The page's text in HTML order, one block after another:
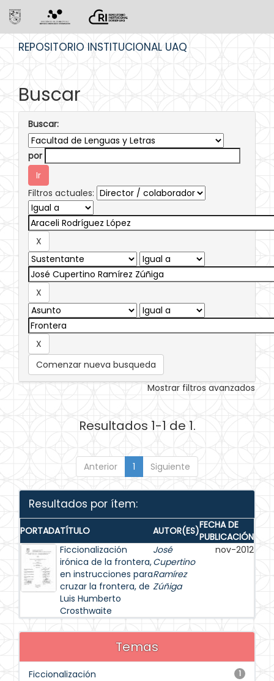
REPOSITORIO INSTITUCIONAL UAQ
Buscar
Buscar:
por
Filtros actuales:
Comenzar nueva busqueda
Mostrar filtros avanzados
Resultados 1-1 de 1.
Anterior 1 Siguiente
Resultados por ítem:
PORTADATÍTULO AUTOR(ES)FECHA DE
PUBLICACIÓN
Ficcionalización
irónica de la frontera,
en instrucciones para
cruzar la frontera, de
Luis Humberto
Crosthwaite
José
Cupertino
Ramírez
Zúñiga
nov-2012
Temas
1
Ficcionalización